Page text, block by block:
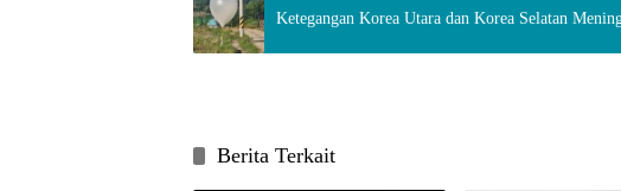
Ketegangan Korea Utara dan Korea Selatan
Berita Terkait